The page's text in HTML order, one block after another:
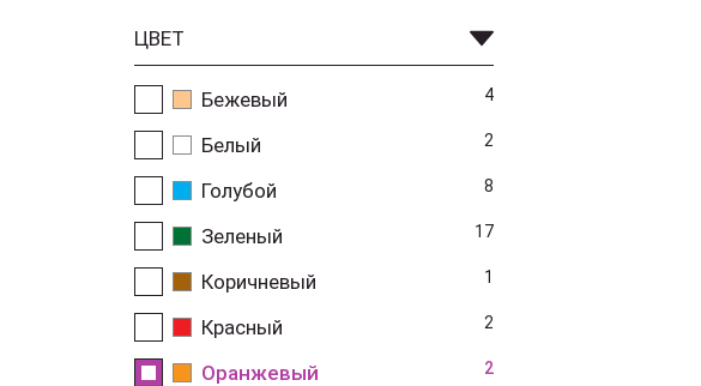
ЦВЕТ
Бежевый 4
Белый 2
Голубой 8
Зеленый 17
Коричневый 1
Красный 2
Оранжевый 2